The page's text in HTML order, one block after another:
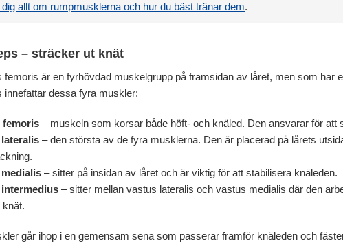
dig allt om rumpmusklerna och hur du bäst tränar dem.
– sträcker ut knät
femoris är en fyrhövdad muskelgrupp på framsidan av låret, men som har
innefattar dessa fyra muskler:
femoris – muskeln som korsar både höft- och knäled. Den ansvarar för att
– den största av de fyra musklerna. Den är placerad på lårets
– sitter på insidan av låret och är viktig för att stabilisera knäleden.
– sitter mellan vastus lateralis och vastus medialis där den
går ihop i en gemensam sena som passerar framför knäleden och